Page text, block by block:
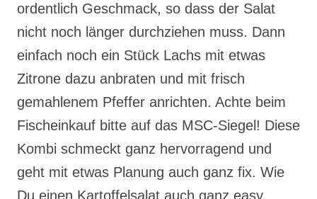
ordentlich Geschmack, so dass der Salat
nicht noch länger durchziehen muss. Dann
einfach noch ein Stück Lachs mit etwas
Zitrone dazu anbraten und mit frisch
gemahlenem Pfeffer anrichten. Achte beim
Fischeinkauf bitte auf das MSC-Siegel! Diese
Kombi schmeckt ganz hervorragend und
geht mit etwas Planung auch ganz fix. Wie
Du einen Kartoffelsalat auch ganz easy